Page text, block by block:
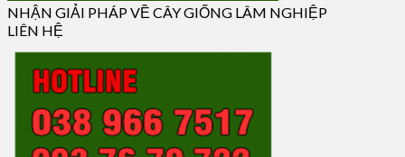
NHẬN GIẢI PHÁP VỀ CÂY GIỐNG LÂM NGHIỆP
LIÊN HỆ